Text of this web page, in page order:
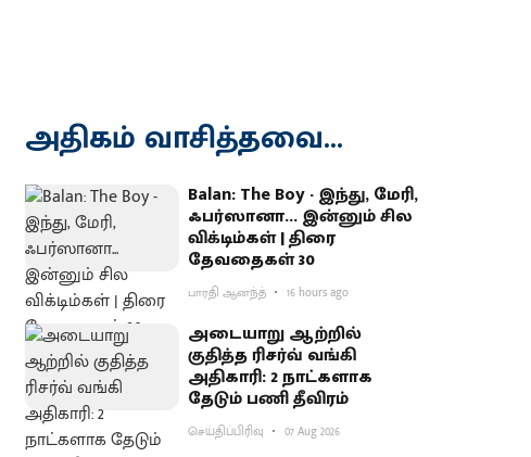
அதிகம் வாசித்தவை...
Balan: The Boy - இந்து, மேரி,
ஃபர்ஸானா... இன்னும் சில
விக்டிம்கள் | திரை
தேவதைகள் 30
பாரதி ஆனந்த் 16 hours ago
அடையாறு ஆற்றில்
குதித்த ரிசர்வ் வங்கி
அதிகாரி: 2 நாட்களாக
தேடும் பணி தீவிரம்
செய்திப்பிரிவு 07 Aug 2026